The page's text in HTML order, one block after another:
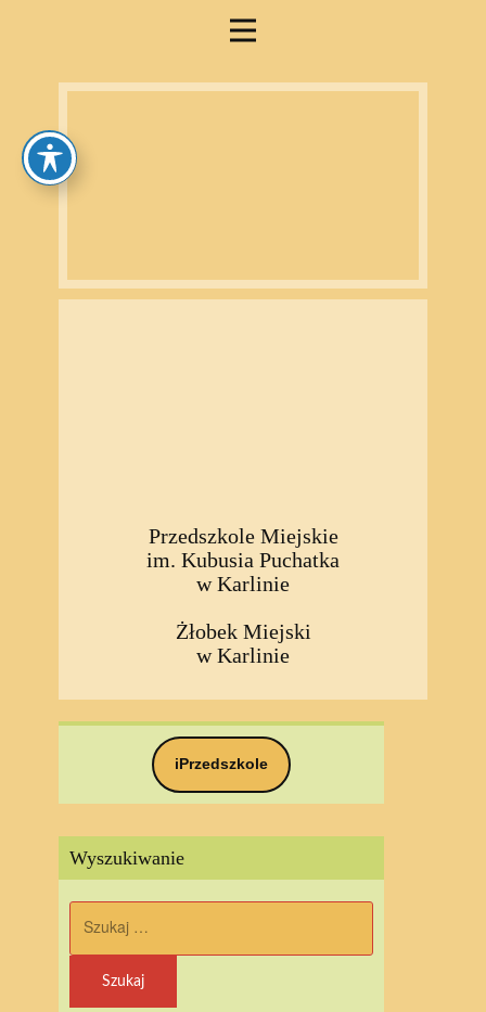
Przedszkole Miejskie
im. Kubusia Puchatka
w Karlinie
Żłobek Miejski
w Karlinie
iPrzedszkole
Wyszukiwanie